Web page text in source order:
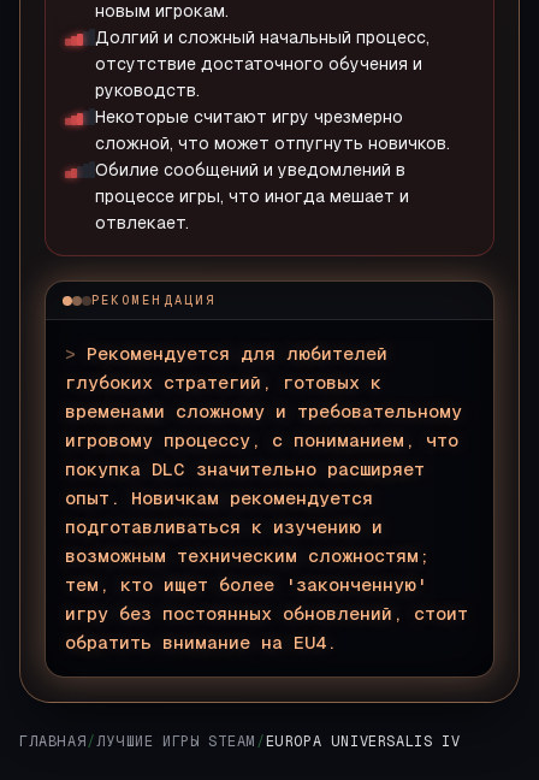
новым игрокам.
Долгий и сложный начальный процесс,
отсутствие достаточного обучения и
руководств.
Некоторые считают игру чрезмерно
сложной, что может отпугнуть новичков.
Обилие сообщений и уведомлений в
процессе игры, что иногда мешает и
отвлекает.
РЕКОМЕНДАЦИЯ
> Рекомендуется для любителей
глубоких стратегий, готовых к
временами сложному и требовательному
игровому процессу, с пониманием, что
покупка DLC значительно расширяет
опыт. Новичкам рекомендуется
подготавливаться к изучению и
возможным техническим сложностям;
тем, кто ищет более 'законченную'
игру без постоянных обновлений, стоит
обратить внимание на EU4.
ГЛАВНАЯ /ЛУЧШИЕ ИГРЫ STEAM / EUROPA UNIVERSALIS IV